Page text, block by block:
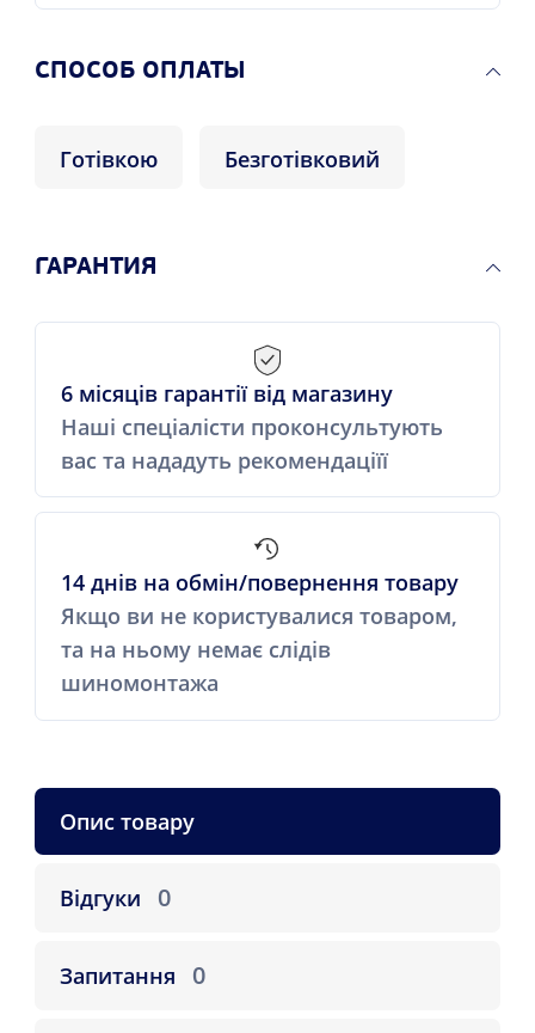
CПОСОБ ОПЛАТЫ
Готівкою Безготівковий
ГАРАНТИЯ
6 місяців гарантії від магазину
Наші спеціалісти проконсультують
вас та нададуть рекомендаціїї
14 днів на обмін/повернення товару
Якщо ви не користувалися товаром,
та на ньому немає слідів
шиномонтажа
Опис товару
Відгуки 0
Запитання 0